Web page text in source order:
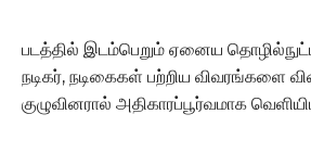
படத்தில் இடம்பெறும் ஏனைய
நடிகர், நடிகைகள் பற்றிய விவரங்களை
குழுவினரால் அதிகாரப்பூர்வமாக